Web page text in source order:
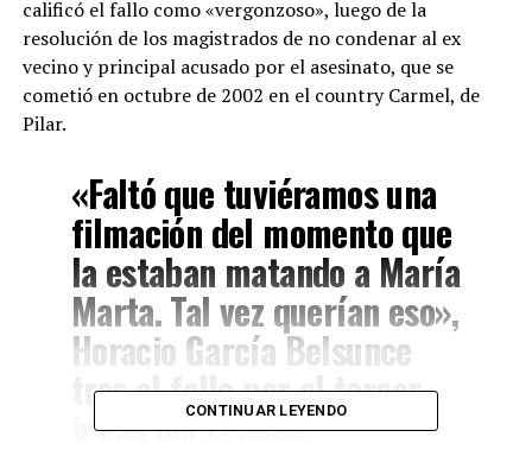
calificó el fallo como «vergonzoso», luego de la
resolución de los magistrados de no condenar al ex
vecino y principal acusado por el asesinato, que se
cometió en octubre de 2002 en el country Carmel, de
Pilar.
«Faltó que tuviéramos una
filmación del momento que
la estaban matando a María
Marta. Tal vez querían eso»,
Horacio García Belsunce
tras el fallo por el tercer
juicio del crimen.
CONTINUAR LEYENDO